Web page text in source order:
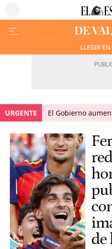
LLEGIR
URGENTE El Gobierno
de